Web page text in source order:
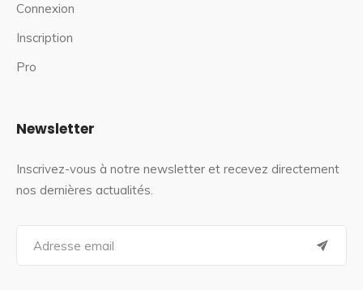
Connexion
Inscription
Pro
Newsletter
Inscrivez-vous à notre newsletter et recevez directement
nos dernières actualités.
a